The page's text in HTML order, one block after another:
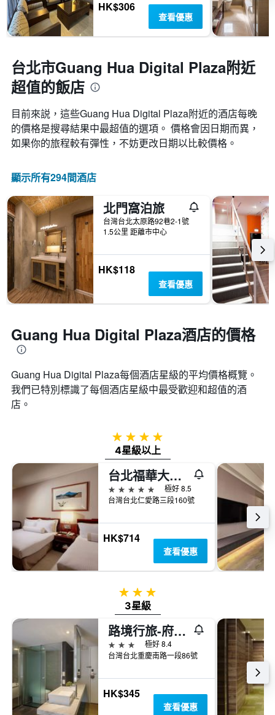
週
中
的
各
此
圖
表
具
有
1
條
Y
示
間
的
價
格
HK$306
查看優惠
台北市Guang Hua Digital Plaza附近
超值的飯店
目前來説，這些Guang Hua Digital Plaza​附近的​酒店每晚
的價格是搜尋結果中最超值的選項。 價格會因日期而異，
如果你的旅程較有彈性，不妨更改日期以比較價格。
顯示所有294間酒店
北門窩泊旅
台灣台北太原路92巷2-1號
1.5公里 距離市中心
HK$118
查看優惠
Guang Hua Digital Plaza酒店的價格
Guang Hua Digital Plaza​每個酒店星級的平均價格概覽。
我們已特別標識了每個酒店星級中最受歡迎和超值的酒
店。
4星級
4星級以上
台北福華大飯店
5星級
極好 8.5
台灣台北仁愛路三段160號
HK$714
查看優惠
3星級
3星級
路境行旅-府前館
3星級
極好 8.4
台灣台北重慶南路一段86號
HK$345
查看優惠